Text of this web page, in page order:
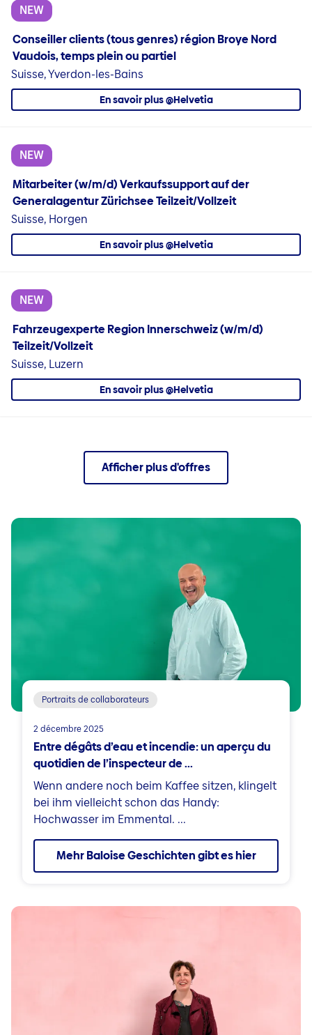
NEW
Conseiller clients (tous genres) région Broye Nord
Vaudois, temps plein ou partiel
Suisse, Yverdon-les-Bains
En savoir plus @Helvetia
NEW
Mitarbeiter (w/m/d) Verkaufssupport auf der
Generalagentur Zürichsee Teilzeit/Vollzeit
Suisse, Horgen
En savoir plus @Helvetia
NEW
Fahrzeugexperte Region Innerschweiz (w/m/d)
Teilzeit/Vollzeit
Suisse, Luzern
En savoir plus @Helvetia
Afficher plus d'offres
Portraits de collaborateurs
2 décembre 2025
Entre dégâts d’eau et incendie: un aperçu du
quotidien de l’inspecteur de ...
Wenn andere noch beim Kaffee sitzen, klingelt
bei ihm vielleicht schon das Handy:
Hochwasser im Emmental. ...
Mehr Baloise Geschichten gibt es hier